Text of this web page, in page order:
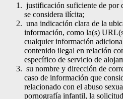
justificación suficiente de por
se considera ilícita;
una indicación clara de la
información, como la(s)
cualquier información
contenido ilegal en relación
específico de servicio de
su nombre y dirección de
caso de información que
relacionado con el abuso
pornografía infantil, la